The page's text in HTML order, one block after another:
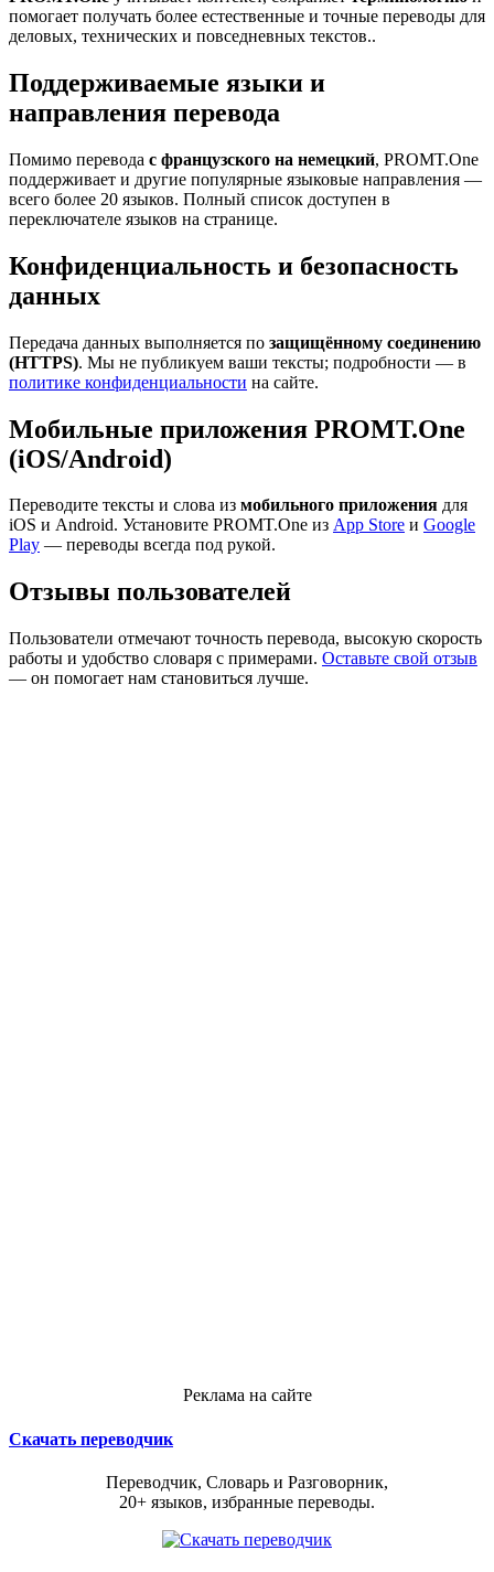
помогает получать более естественные и точные переводы для
деловых, технических и повседневных текстов..
Поддерживаемые языки и
направления перевода
Помимо перевода с французского на немецкий, PROMT.One
поддерживает и другие популярные языковые направления —
всего более 20 языков. Полный список доступен в
переключателе языков на странице.
Конфиденциальность и безопасность
данных
Передача данных выполняется по защищённому соединению
(HTTPS). Мы не публикуем ваши тексты; подробности — в
политике конфиденциальности на сайте.
Мобильные приложения PROMT.One
(iOS/Android)
Переводите тексты и слова из мобильного приложения для
iOS и Android. Установите PROMT.One из App Store и Google
Play — переводы всегда под рукой.
Отзывы пользователей
Пользователи отмечают точность перевода, высокую скорость
работы и удобство словаря с примерами. Оставьте свой отзыв
— он помогает нам становиться лучше.
Реклама на сайте
Скачать переводчик
Переводчик, Словарь и Разговорник,
20+ языков, избранные переводы.